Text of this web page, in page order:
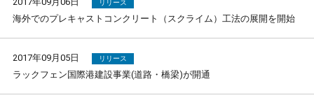
リリース
海外でのプレキャストコンクリート（スクライム）工法の展開を開始
2017年09月05日 リリース
ラックフェン国際港建設事業(道路・橋梁)が開通